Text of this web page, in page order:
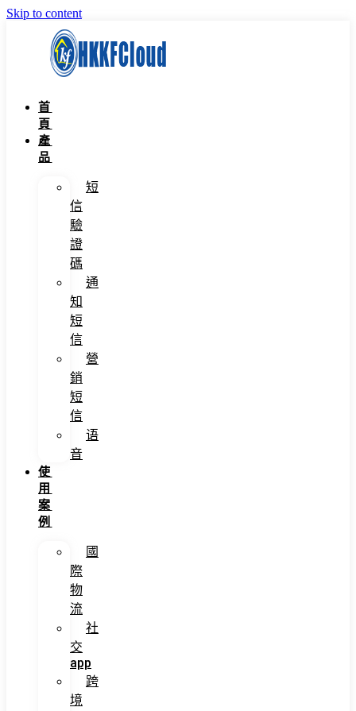
Skip to content
首
頁
產
品
短
信
驗
證
碼
通
知
短
信
營
銷
短
信
语
音
使
用
案
例
國
際
物
流
社
交
app
跨
境